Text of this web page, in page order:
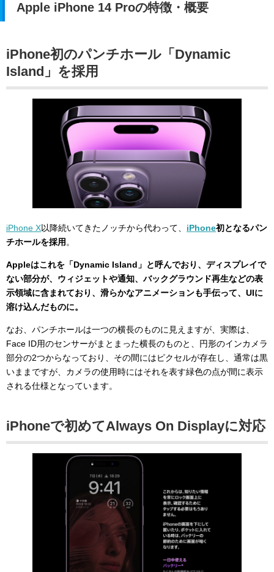
Apple iPhone 14 Proの特徴・概要
iPhone初のパンチホール「Dynamic
Island」を採用
iPhone X以降続いてきたノッチから代わって、 iPhone初となるパン
チホールを採用 。
Appleはこれを「Dynamic Island」と呼んでおり、ディスプレイで
ない部分が、ウィジェットや通知、バックグラウンド再生などの表
示領域に含まれており、滑らかなアニメーションも手伝って、UIに
溶け込んだものに。
なお、パンチホールは一つの横長のものに見えますが、実際は、
Face ID用のセンサーがまとまった横長のものと、円形のインカメラ
部分の2つからなっており、その間にはピクセルが存在し、通常は黒
いままですが、カメラの使用時にはそれを表す緑色の点が間に表示
される仕様となっています。
iPhoneで初めてAlways On Displayに対応